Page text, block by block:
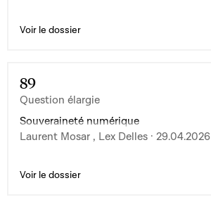
Voir le dossier
89
Question élargie
Souveraineté numérique
Laurent Mosar , Lex Delles · 29.04.2026
Voir le dossier